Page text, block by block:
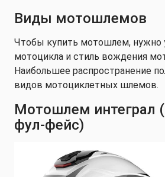
Виды мотошлемов
Чтобы купить мотошлем, нужно
мотоцикла и стиль вождения
Наибольшее распространение
видов мотоциклетных шлемов.
Мотошлем интеграл
фул-фейс)